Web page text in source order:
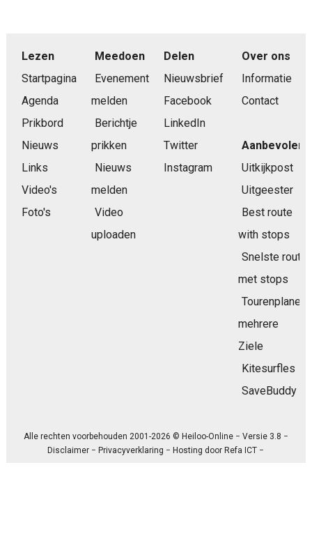
Lezen
Startpagina
Agenda
Prikbord
Nieuws
Links
Video's
Foto's
Meedoen
Evenement
melden
Berichtje
prikken
Nieuws
melden
Video
uploaden
Delen
Nieuwsbrief
Facebook
LinkedIn
Twitter
Instagram
Over ons
Informatie
Contact
Aanbevolen
Uitkijkpost
Uitgeester
Best route
with stops
Snelste route
met stops
Tourenplaner
mehrere
Ziele
Kitesurfles
SaveBuddy
Alle rechten voorbehouden 2001-2026 © Heiloo-Online − Versie 3.8 −
Disclaimer −Privacyverklaring − Hosting doorRefa ICT −